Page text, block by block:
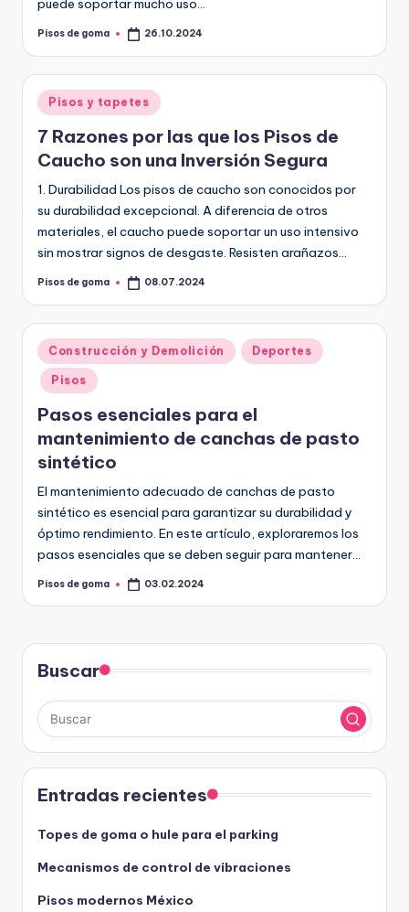
puede soportar mucho uso…
Publicado
Pisos de goma 26.10.2024
Publicado
en
Pisos y tapetes
7 Razones por las que los Pisos de
Caucho son una Inversión Segura
1. Durabilidad Los pisos de caucho son conocidos por
su durabilidad excepcional. A diferencia de otros
materiales, el caucho puede soportar un uso intensivo
sin mostrar signos de desgaste. Resisten arañazos…
Publicado
Pisos de goma 08.07.2024
Publicado
en
Construcción y Demolición Deportes
Pisos
Pasos esenciales para el
mantenimiento de canchas de pasto
sintético
El mantenimiento adecuado de canchas de pasto
sintético es esencial para garantizar su durabilidad y
óptimo rendimiento. En este artículo, exploraremos los
pasos esenciales que se deben seguir para mantener…
Publicado
Pisos de goma 03.02.2024
Buscar
Entradas recientes
Topes de goma o hule para el parking
Mecanismos de control de vibraciones
Pisos modernos México